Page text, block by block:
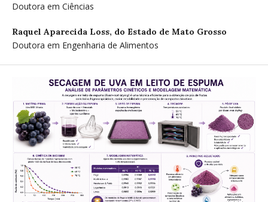
Doutora em Ciências
Raquel Aparecida Loss, do Estado de Mato Grosso
Doutora em Engenharia de Alimentos